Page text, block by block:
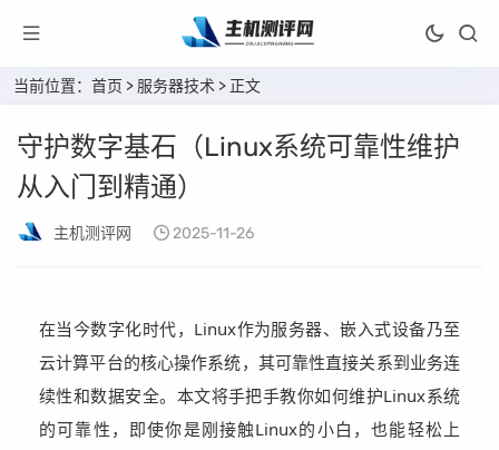
当前位置： 首页 > 服务器技术 > 正文
守护数字基石（Linux系统可靠性维护
从入门到精通）
主机测评网 2025-11-26
在当今数字化时代，Linux作为服务器、嵌入式设备乃至
云计算平台的核心操作系统，其可靠性直接关系到业务连
续性和数据安全。本文将手把手教你如何维护Linux系统
的可靠性，即使你是刚接触Linux的小白，也能轻松上